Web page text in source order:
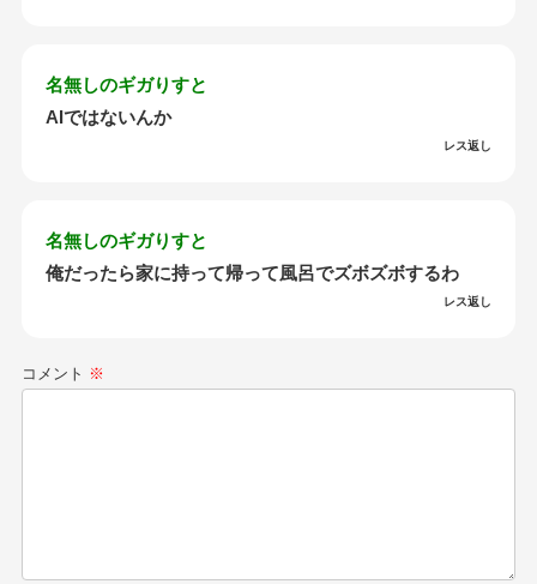
名無しのギガりすと
AIではないんか
レス返し
名無しのギガりすと
俺だったら家に持って帰って風呂でズボズボするわ
レス返し
コメント ※